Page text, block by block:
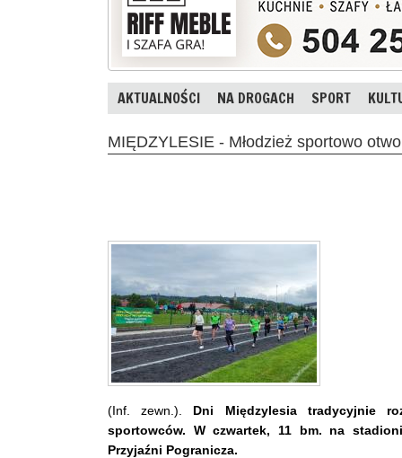
AKTUALNOŚCI NA DROGACH SPORT
MIĘDZYLESIE - Młodzież sportowo
(Inf. zewn.).
Dni Międzylesia tradycyjnie
sportowców. W czwartek, 11 bm. na
Przyjaźni Pogranicza.